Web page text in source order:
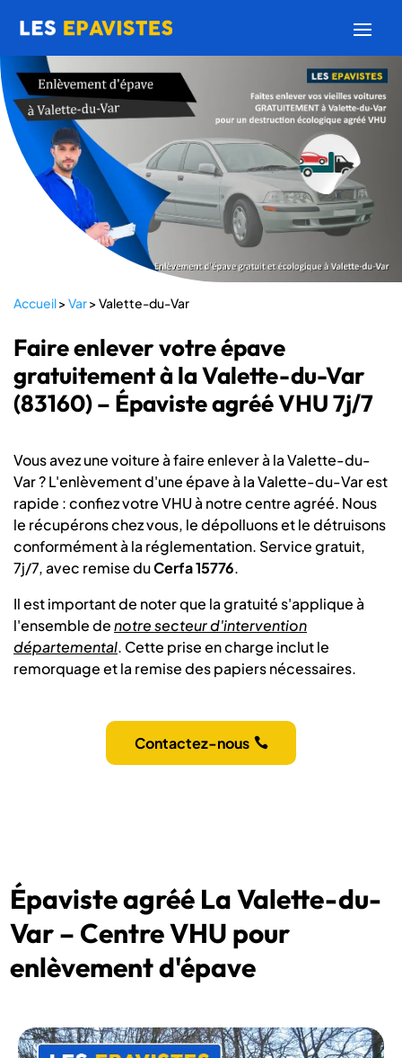
Accueil>Var>Valette-du-Var
Faire enlever votre épave
gratuitement à la Valette-du-Var
(83160) – Épaviste agréé VHU 7j/7
Vous avez une voiture à faire enlever à la Valette-du-
Var ? L'enlèvement d'une épave à la Valette-du-Var est
rapide : confiez votre VHU à notre centre agréé. Nous
le récupérons chez vous, le dépolluons et le détruisons
conformément à la réglementation. Service gratuit,
7j/7, avec remise duCerfa 15776.
Il est important de noter que la gratuité s'applique à
l'ensemble denotre secteur d'intervention
départemental. Cette prise en charge inclut le
remorquage et la remise des papiers nécessaires.
Contactez-nous
Épaviste agréé La Valette-du-
Var – Centre VHU pour
enlèvement d'épave